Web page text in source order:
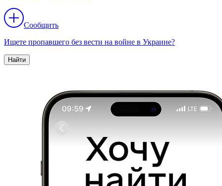
Сообщить
Ищете пропавшего без вести на войне в Украине?
Найти